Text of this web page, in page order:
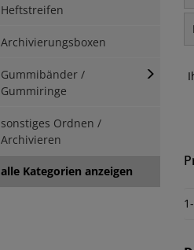
Heftstreifen
Archivierungsboxen
Gummibänder /
Gummiringe
sonstiges Ordnen /
Archivieren
alle Kategorien anzeigen